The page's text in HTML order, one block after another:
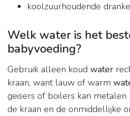
koolzuurhoudende
Welk water is het
babyvoeding?
Gebruik alleen koud water
kraan, want lauw of warm
geisers of boilers kan metalen
de kraan en de onmiddellijke